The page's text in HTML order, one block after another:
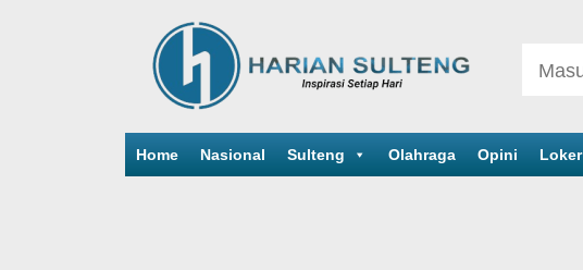
Home Nasional Sulteng Olahraga Opini Loker